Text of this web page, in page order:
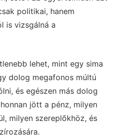
politikai, hanem
is vizsgálná a
lehet, mint egy sima
dolog megafonos múltú
és egészen más dolog
jött a pénz, milyen
milyen szereplőkhöz, és